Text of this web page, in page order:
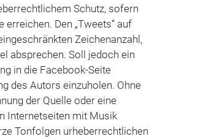
Schutz, sofern
Den „Tweets“ auf
Zeichenanzahl,
absprechen. Soll jedoch ein
in die Facebook-Seite
des Autors einzuholen. Ohne
der Quelle oder eine
Internetseiten mit Musik
Tonfolgen urheberrechtlichen